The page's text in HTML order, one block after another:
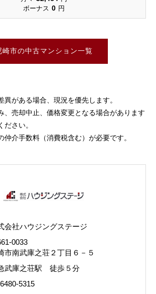
ボーナス 0 円
崎市の中古マンション一覧
異がある場合、現況を優先します。
、売却中止、価格変更となる場合があります
さい。
仲介手数料（消費税含む）が必要です。
会社ハウジングステージ
0033
市南武庫之荘２丁目６－５
武庫之荘駅 徒歩５分
5315